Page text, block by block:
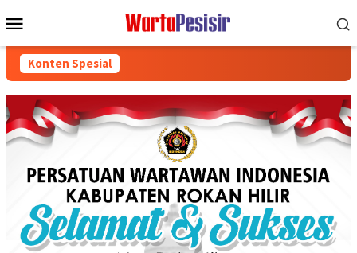
ke
Mobile
Konten Spesial